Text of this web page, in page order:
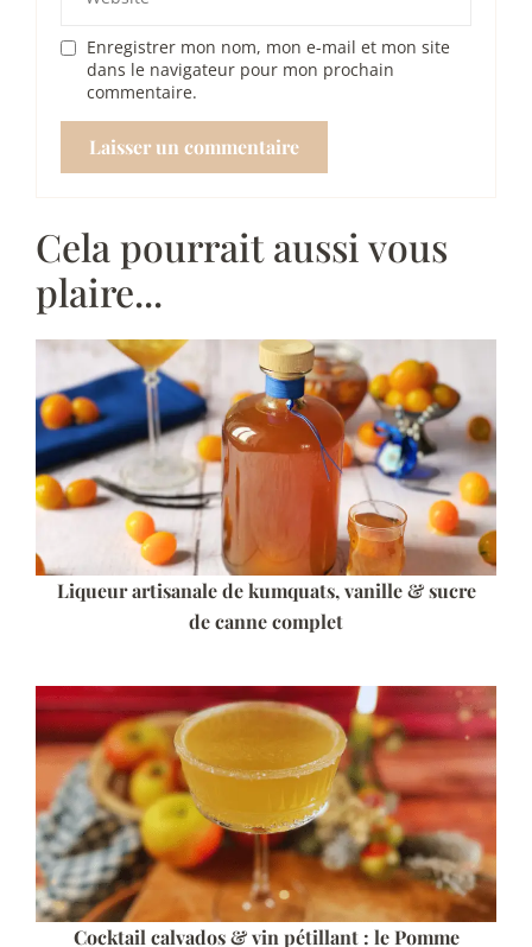
Enregistrer mon nom, mon e-mail et mon site
dans le navigateur pour mon prochain
commentaire.
Cela pourrait aussi vous
plaire...
Liqueur artisanale de kumquats, vanille & sucre
de canne complet
Cocktail calvados & vin pétillant : le Pomme